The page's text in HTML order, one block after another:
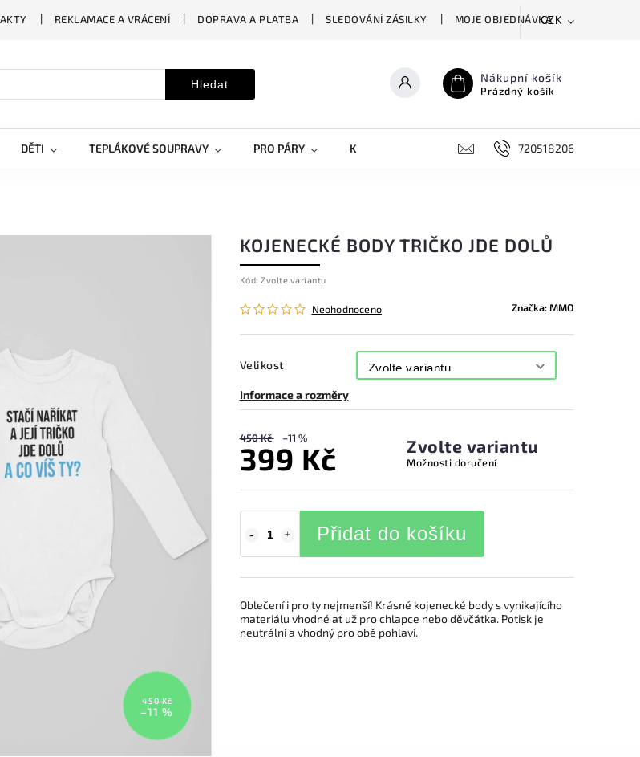
REKLAMACE A VRÁCENÍ DOPRAVA A PLATBA SLEDOVÁNÍ ZÁSILKY MOJE OBJEDNÁVKACZK
Hledat Nákupní košík
Prázdný košík
DĚTI TEPLÁKOVÉ SOUPRAVY PRO PÁRY KRYTY NA MOBILY DOPLŇKY720518206
450 Kč
–11 %
KOJENECKÉ BODY TRIČKO JDE DOLŮ
Kód: Zvolte variantu
Neohodnoceno Značka:MMO
Velikost
Informace a rozměry
450 Kč –11 %
399 Kč Zvolte variantu
Možnosti doručení
Přidat do košíku
Oblečení i pro ty nejmenší! Krásné kojenecké body s vynikajícího
materiálu vhodné ať už pro chlapce nebo děvčátka. Potisk je
neutrální a vhodný pro obě pohlaví.